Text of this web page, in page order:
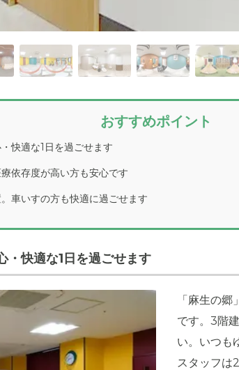
おすすめポイント
快適な1日を過ごせます
依存度が高い方も安心です
車いすの方も快適に過ごせます
・快適な1日を過ごせます
「麻生の
です。3階
い。いつも
スタッフは